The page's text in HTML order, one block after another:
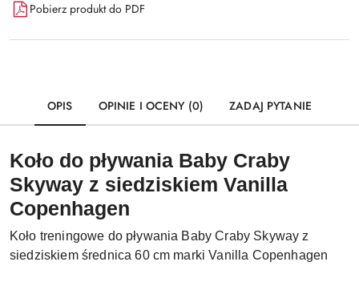
Pobierz produkt do PDF
OPIS OPINIE I OCENY (0) ZADAJ PYTANIE
Koło do pływania Baby Craby
Skyway z siedziskiem Vanilla
Copenhagen
Koło treningowe do pływania Baby Craby Skyway z
siedziskiem średnica 60 cm marki Vanilla Copenhagen